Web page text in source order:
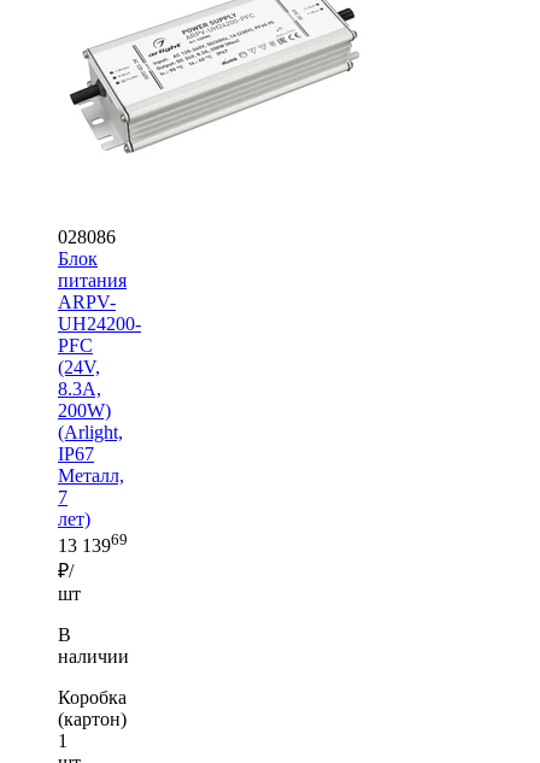
028086
Блок
питания
ARPV-
UH24200-
PFC
(24V,
8.3A,
200W)
(Arlight,
IP67
Металл,
7
лет)
13 13969
₽/
шт
В
наличии
Коробка
(картон)
1